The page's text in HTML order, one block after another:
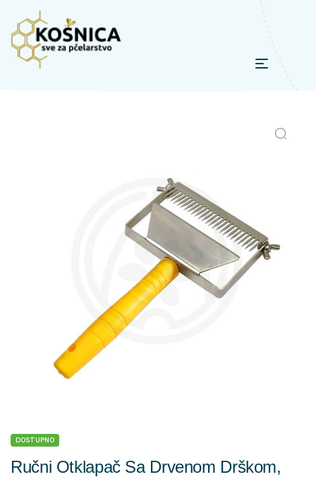
DOSTUPNO
Ručni Otklapač Sa Drvenom Drškom,